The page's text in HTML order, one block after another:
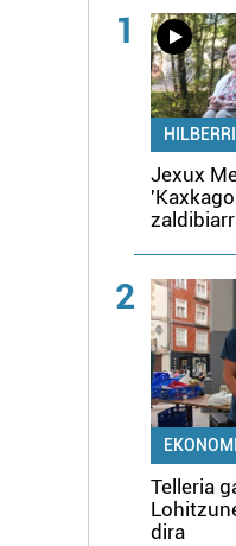
1
Jexux
2
Telleria
dira